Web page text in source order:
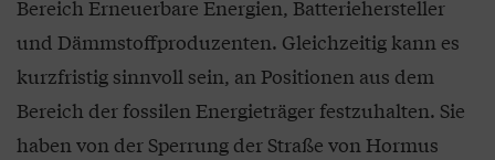
Bereich Erneuerbare Energien, Batteriehersteller
und Dämmstoffproduzenten. Gleichzeitig kann es
kurzfristig sinnvoll sein, an Positionen aus dem
Bereich der fossilen Energieträger festzuhalten. Sie
haben von der Sperrung der Straße von Hormus